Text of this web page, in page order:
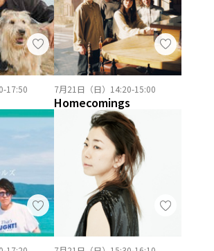
17:50 7月21日（日）14:20-15:00
Homecomings